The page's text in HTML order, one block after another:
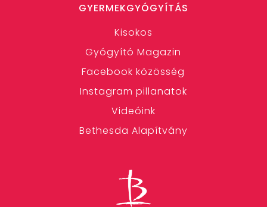
GYERMEKGYÓGYÍTÁS
Kisokos
Gyógyító Magazin
Facebook közösség
Instagram pillanatok
Videóink
Bethesda Alapítvány